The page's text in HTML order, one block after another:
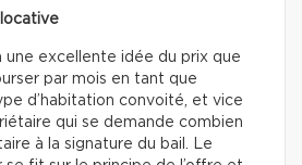
locative
une excellente idée du prix que
par mois en tant que
d’habitation convoité, et vice
qui se demande combien
à la signature du bail. Le